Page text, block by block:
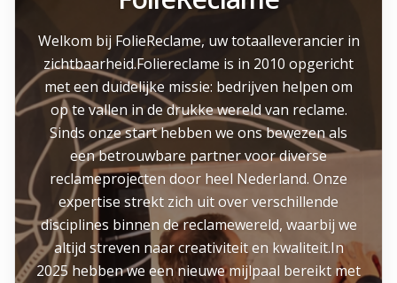
Welkom bij FolieReclame, uw totaalleverancier in
zichtbaarheid.Foliereclame is in 2010 opgericht
met een duidelijke missie: bedrijven helpen om
op te vallen in de drukke wereld van reclame.
Sinds onze start hebben we ons bewezen als
een betrouwbare partner voor diverse
reclameprojecten door heel Nederland. Onze
expertise strekt zich uit over verschillende
disciplines binnen de reclamewereld, waarbij we
altijd streven naar creativiteit en kwaliteit.In
2025 hebben we een nieuwe mijlpaal bereikt met